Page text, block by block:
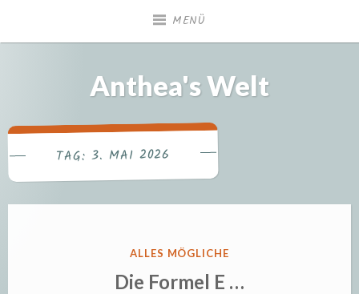
MENÜ
Anthea's Welt
TAG:3. MAI 2026
VERÖFFENTLICHT
ALLES MÖGLICHE
Die Formel E …